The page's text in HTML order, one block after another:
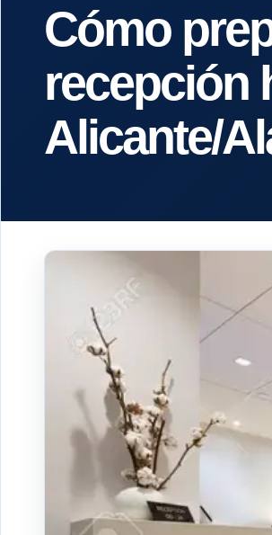
Cómo
recepción
Alicante/